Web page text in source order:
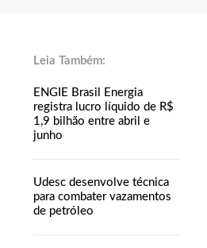
ENGIE Brasil Energia
registra lucro líquido de R$
1,9 bilhão entre abril e
junho
Udesc desenvolve técnica
para combater vazamentos
de petróleo